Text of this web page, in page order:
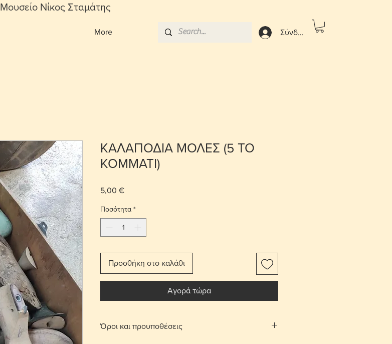
More
Μουσείο Νίκος Σταμάτης
Σύνδεση
ΚΑΛΑΠΟΔΙΑ ΜΟΛΕΣ (5 ΤΟ
ΚΟΜΜΑΤΙ)
5,00 €Τιμή
Ποσότητα *
Προσθήκη στο καλάθι
Αγορά τώρα
Όροι και προυποθέσεις